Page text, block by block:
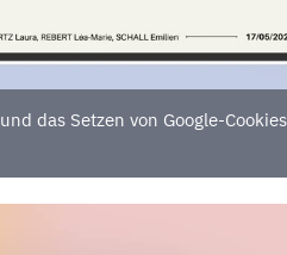
das Setzen von Google-